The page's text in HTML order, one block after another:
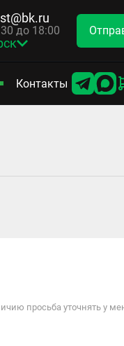
до 18:00
Контакты
просьба уточнять у